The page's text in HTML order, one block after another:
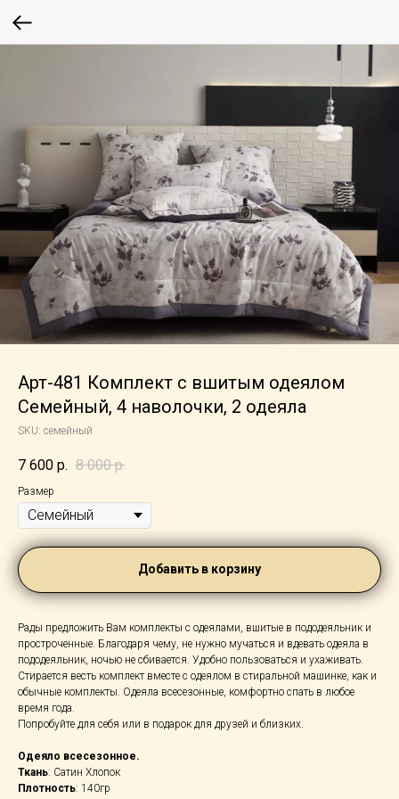
Арт-481 Комплект с вшитым одеялом
Семейный, 4 наволочки, 2 одеяла
SKU: семейный
7 600 р. 8 000 р.
Размер
Добавить в корзину
Рады предложить Вам комплекты с одеялами, вшитые в пододеяльник и
простроченные. Благодаря чему, не нужно мучаться и вдевать одеяла в
пододеяльник, ночью не сбивается. Удобно пользоваться и ухаживать.
Стирается весть комплект вместе с одеялом в стиральной машинке, как и
обычные комплекты. Одеяла всесезонные, комфортно спать в любое
время года.
Попробуйте для себя или в подарок для друзей и близких.
Одеяло всесезонное.
Ткань: Сатин Хлопок
Плотность: 140гр